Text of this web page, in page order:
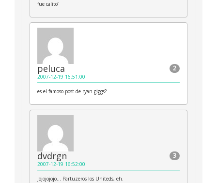
fue calito’
2
peluca
2007-12-19 16:51:00
es el famoso post de ryan giggs?
3
dvdrgn
2007-12-19 16:52:00
Jojojojojo… Partuzeros los Uniteds, eh.